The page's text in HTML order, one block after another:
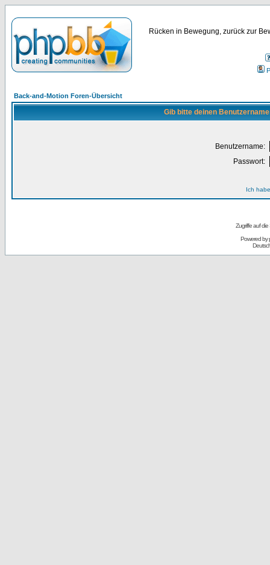
Rücken in Bewegung, zurück zur
Back-and-Motion Foren-Übersicht
Gib bitte deinen
Benutzername:
Passwort:
Ich
Zugriffe auf
Powered by